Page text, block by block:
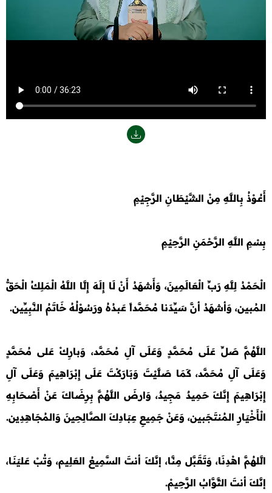
أَعُـوْذُ بِاللَّهِ مِنْ الشَّيْطَانِ الرَّجِيْمِ
بِسْمِ اللَّهِ الرَّحْمَنِ الرَّحِيْمِ
الْحَمْدُ لِلَّهِ رَبِّ الْعَالَمِينَ، وَأَشهَدُ أَنْ لَا إِلَهَ إِلَّا اللَّهُ الْمَلِكُ الْحَقُّ
المُبين، وَأشهَدُ أنَّ سَيِّدَنا مُحَمَّداً عَبدُهُ ورَسُوْلُهُ خَاتَمُ النَّبِيِّين.
اللَّهُمَّ صَلِّ عَلَى مُحَمَّدٍ وَعَلَى آلِ مُحَمَّد، وَبارِكْ عَلى مُحَمَّدٍ
وَعَلَى آلِ مُحَمَّد، كَمَا صَلَّيْتَ وَبَارَكْتَ عَلَى إِبْرَاهِيمَ وَعَلَى آلِ
إِبْرَاهِيمَ إِنَّكَ حَمِيدٌ مَجِيدٌ، وَارضَ اللَّهُمَّ بِرِضَاكَ عَنْ أَصْحَابِهِ
الْأَخْيَارِ المُنتَجَبين، وَعَنْ جَمِيعِ عِبَادِكَ الصَّالِحِينَ وَالمُجَاهِدِين.
الَّلهُمَّ اهْدِنَا، وَتَقَبَّل مِنَّا، إنَّكَ أنتَ السَّمِيعُ العَلِيم، وَتُبْ عَليَنَا،
إنَّكَ أنتَ التَّوَّابُ الرَّحِيمْ.